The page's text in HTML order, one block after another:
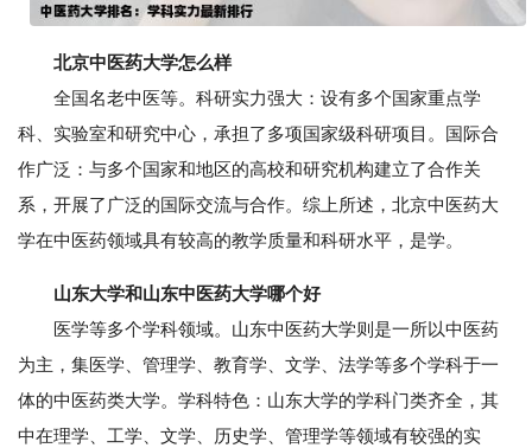
北京中医药大学怎么样
全国名老中医等。科研实力强大：设有多个国家重点学
科、实验室和研究中心，承担了多项国家级科研项目。国际合
作广泛：与多个国家和地区的高校和研究机构建立了合作关
系，开展了广泛的国际交流与合作。综上所述，北京中医药大
学在中医药领域具有较高的教学质量和科研水平，是学。
山东大学和山东中医药大学哪个好
医学等多个学科领域。山东中医药大学则是一所以中医药
为主，集医学、管理学、教育学、文学、法学等多个学科于一
体的中医药类大学。学科特色：山东大学的学科门类齐全，其
中在理学、工学、文学、历史学、管理学等领域有较强的实